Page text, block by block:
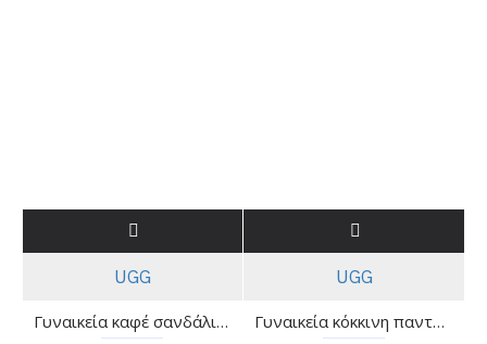
UGG
Γυναικεία καφέ σανδάλια - Ugg GoldenGlow bison brown W/1152685
UGG
Γυναικεία κόκκινη παντόφλα - Ugg GoldenGlow Slide W/1167430